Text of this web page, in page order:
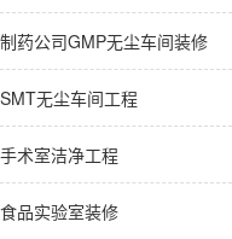
制药公司GMP无尘车间装修
SMT无尘车间工程
手术室洁净工程
食品实验室装修